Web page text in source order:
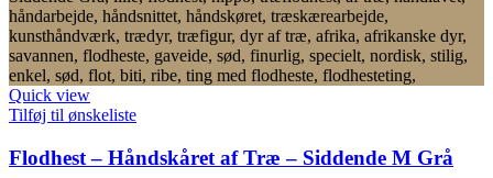
Quick view
Tilføj til ønskeliste
Flodhest – Håndskåret af Træ – Siddende M Grå